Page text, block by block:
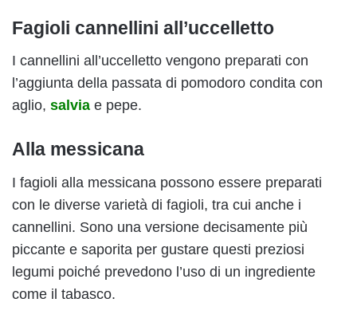
Fagioli cannellini all’uccelletto
I cannellini all’uccelletto vengono preparati con
l’aggiunta della passata di pomodoro condita con
aglio, salvia e pepe.
Alla messicana
I fagioli alla messicana possono essere preparati
con le diverse varietà di fagioli, tra cui anche i
cannellini. Sono una versione decisamente più
piccante e saporita per gustare questi preziosi
legumi poiché prevedono l’uso di un ingrediente
come il tabasco.